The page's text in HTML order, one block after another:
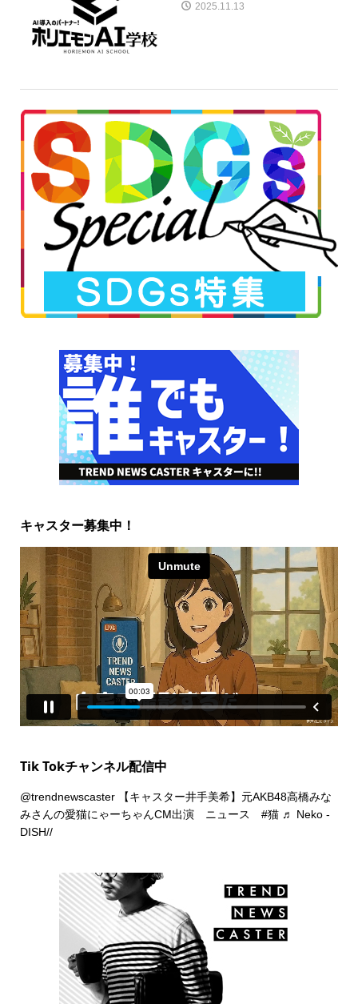
2025.11.13
キャスター募集中！
Tik Tokチャンネル配信中
@trendnewscaster【キャスター井手美希】元AKB48高橋みな
みさんの愛猫にゃーちゃんCM出演 ニュース #猫 ♬ Neko -
DISH//